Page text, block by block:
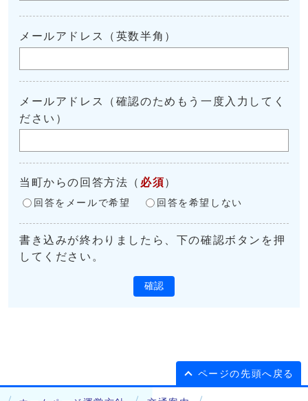
メールアドレス（英数半角）
メールアドレス（確認のためもう一度入力してく
ださい）
当町からの回答方法 （ 必須 ）
回答をメールで希望 回答を希望しない
書き込みが終わりましたら、下の確認ボタンを押
してください。
確認
ページの先頭へ戻る